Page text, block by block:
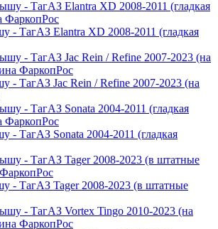
- ТагАЗ Elantra XD 2008-2011 (гладкая
- ТагАЗ Jac Rein / Refine 2007-2023 (на
- ТагАЗ Sonata 2004-2011 (гладкая
- ТагАЗ Tager 2008-2023 (в штатные